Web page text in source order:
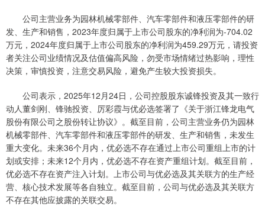
公司主营业务为园林机械零部件、汽车零部件和液压零部件的研
发、生产和销售，2023年度归属于上市公司股东的净利润为-704.02
万元，2024年度归属于上市公司股东的净利润为459.29万元，请投资
者关注公司业绩情况及估值偏高风险，勿受市场情绪过热影响，理性
决策，审慎投资，注意交易风险，避免产生较大投资损失。
公司表示，2025年12月24日，公司控股股东诚锋投资及其一致行
动人董剑刚、锋驰投资、厉彩霞与优必选签署了《关于浙江锋龙电气
股份有限公司之股份转让协议》。截至目前，公司主营业务仍为园林
机械零部件、汽车零部件和液压零部件的研发、生产和销售，未发生
重大变化。未来36个月内，优必选不存在通过上市公司重组上市的计
划或安排；未来12个月内，优必选不存在资产重组计划。截至目前，
优必选不存在资产注入计划。上市公司与优必选及其关联方的生产经
营、核心技术发展等各自独立。截至目前，公司与优必选及其关联方
不存在其他应披露的关联交易。